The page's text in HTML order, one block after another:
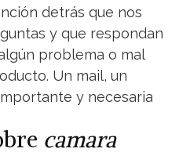
detrás que nos
y que respondan
problema o mal
Un mail, un
y necesaria
camara